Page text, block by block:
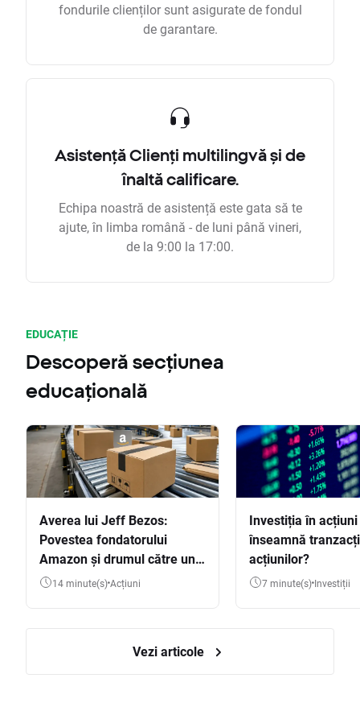
fondurile clienților sunt asigurate de fondul
de garantare.
Asistență Clienți multilingvă și de
înaltă calificare.
Echipa noastră de asistență este gata să te
ajute, în limba română - de luni până vineri,
de la 9:00 la 17:00.
EDUCAȚIE
Descoperă secțiunea
educațională
Averea lui Jeff Bezos:
Povestea fondatorului
Amazon și drumul către una
dintre cele mai mari averi
14 minute(s) Acțiuni
Investiția în
înseamnă
acțiunilor?
7 minute(s) Investiții
Vezi articole